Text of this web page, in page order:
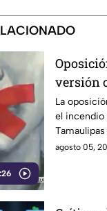
versión
La
el incendio
versión
agosto 05,